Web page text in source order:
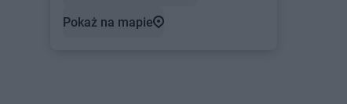
Pokaż na mapie